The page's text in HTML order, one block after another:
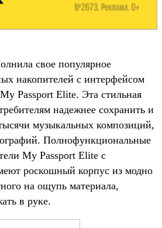
свое популярное
накопителей с интерфейсом
Passport Elite. Эта стильная
надежнее сохранить и
музыкальных композиций,
Полнофункциональные
My Passport Elite с
роскошный корпус из модно
на ощупь материала,
в руке.